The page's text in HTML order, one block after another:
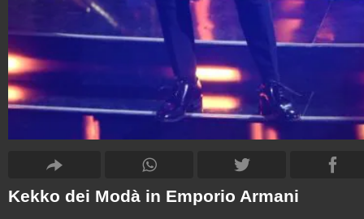
Kekko dei Modà in Emporio Armani